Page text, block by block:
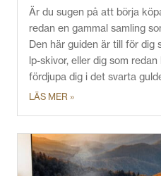
Är du sugen på att börja
redan en gammal samling
Den här guiden är till för dig
lp-skivor, eller dig som
fördjupa dig i det svarta
LÄS MER »